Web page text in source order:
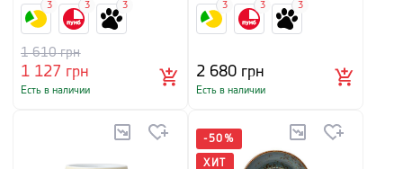
1 127 грн
1 610грн
Есть в наличии
3 3 3
2 680 грн
Есть в наличии
3 3 3
-50 %
ХИТ